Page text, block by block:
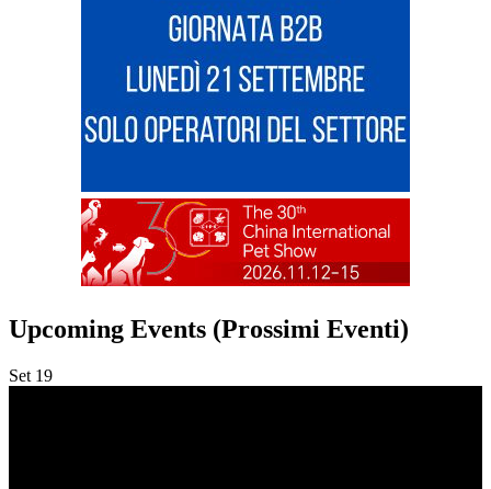
Upcoming Events (Prossimi Eventi)
Set 19